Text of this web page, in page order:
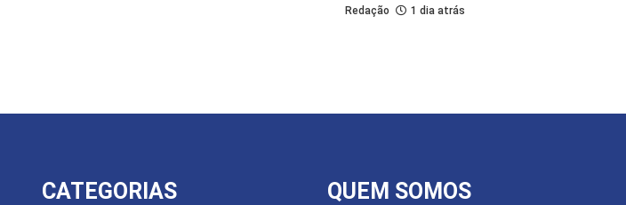
Redação 1 dia atrás
CATEGORIAS QUEM SOMOS